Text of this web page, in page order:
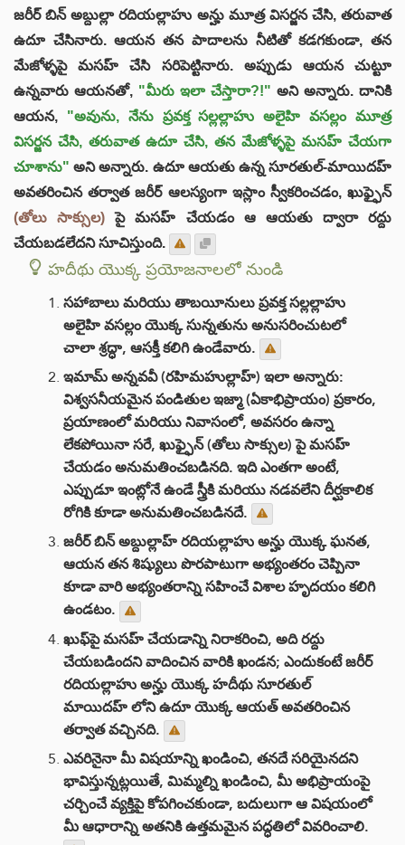
జరీర్ బిన్ అబ్దుల్లా రదియల్లాహు అన్హు మూత్ర విసర్జన చేసి, తరువాత
ఉదూ చేసినారు. ఆయన తన పాదాలను నీటితో కడగకుండా, తన
మేజోళ్ళపై మసహ్ చేసి సరిపెట్టినారు. అప్పుడు ఆయన చుట్టూ
ఉన్నవారు ఆయనతో, "మీరు ఇలా చేస్తారా?!" అని అన్నారు. దానికి
ఆయన, "అవును, నేను ప్రవక్త సల్లల్లాహు అలైహి వసల్లం మూత్ర
విసర్జన చేసి, తరువాత ఉదూ చేసి, తన మేజోళ్ళపై మసహ్ చేయగా
చూశాను" అని అన్నారు. ఉదూ ఆయతు ఉన్న సూరతుల్-మాయిదహ్
అవతరించిన తర్వాత జరీర్ ఆలస్యంగా ఇస్లాం స్వీకరించడం, ఖుఫ్ఫైన్
(తోలు సాక్సుల) పై మసహ్ చేయడం ఆ ఆయతు ద్వారా రద్దు
చేయబడలేదని సూచిస్తుంది.
హదీథు యొక్క ప్రయోజనాలలో నుండి
సహాబాలు మరియు తాబయీనులు ప్రవక్త సల్లల్లాహు
అలైహి వసల్లం యొక్క సున్నతును అనుసరించుటలో
చాలా శ్రద్ధా, ఆసక్తీ కలిగి ఉండేవారు.
ఇమామ్ అన్నవవీ (రహిమహుల్లాహ్) ఇలా అన్నారు:
విశ్వసనీయమైన పండితుల ఇజ్మా (ఏకాభిప్రాయం) ప్రకారం,
ప్రయాణంలో మరియు నివాసంలో, అవసరం ఉన్నా
లేకపోయినా సరే, ఖుఫ్ఫైన్ (తోలు సాక్సుల) పై మసహ్
చేయడం అనుమతించబడినది. ఇది ఎంతగా అంటే,
ఎప్పుడూ ఇంట్లోనే ఉండే స్త్రీకి మరియు నడవలేని దీర్ఘకాలిక
రోగికి కూడా అనుమతించబడినదే.
జరీర్ బిన్ అబ్దుల్లాహ్ రదియల్లాహు అన్హు యొక్క ఘనత,
ఆయన తన శిష్యులు పొరపాటుగా అభ్యంతరం చెప్పినా
కూడా వారి అభ్యంతరాన్ని సహించే విశాల హృదయం కలిగి
ఉండటం.
ఖుఫ్‌పై మసహ్ చేయడాన్ని నిరాకరించి, అది రద్దు
చేయబడిందని వాదించిన వారికి ఖండన; ఎందుకంటే జరీర్
రదియల్లాహు అన్హు యొక్క హదీథు సూరతుల్
మాయిదహ్ లోని ఉదూ యొక్క ఆయత్ అవతరించిన
తర్వాత వచ్చినది.
ఎవరినైనా మీ విషయాన్ని ఖండించి, తనదే సరియైనదని
భావిస్తున్నట్లయితే, మిమ్మల్ని ఖండించి, మీ అభిప్రాయంపై
చర్చించే వ్యక్తిపై కోపగించకుండా, బదులుగా ఆ విషయంలో
మీ ఆధారాన్ని అతనికి ఉత్తమమైన పద్ధతిలో వివరించాలి.